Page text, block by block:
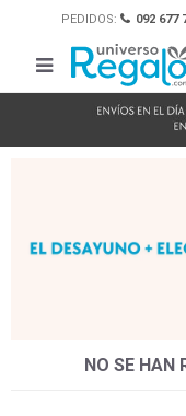
PEDIDOS: 092 677

NO SE HAN